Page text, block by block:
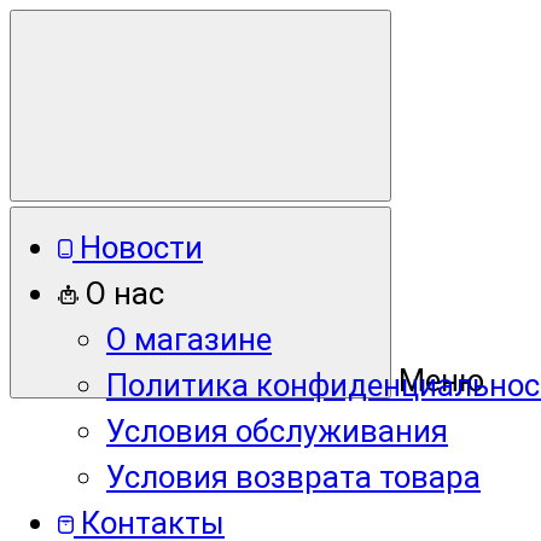
Меню
Новости
О нас
О магазине
Политика
Условия обслуживания
Условия возврата товара
Контакты